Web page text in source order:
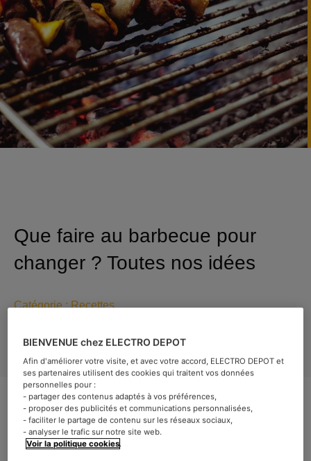
Que faire au barbecue pour
changer ? Toutes nos idées
Catégorie : Recettes
BIENVENUE chez ELECTRO DEPOT
Afin d'améliorer votre visite, et avec votre accord, ELECTRO DEPOT et
ses partenaires utilisent des cookies qui traitent vos données
personnelles pour :
- partager des contenus adaptés à vos préférences,
- proposer des publicités et communications personnalisées,
- faciliter le partage de contenu sur les réseaux sociaux,
- analyser le trafic sur notre site web.
Voir la politique cookies.